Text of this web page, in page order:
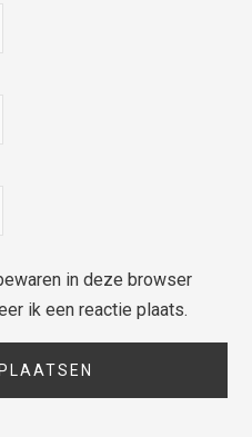
in deze browser
ik een reactie plaats.